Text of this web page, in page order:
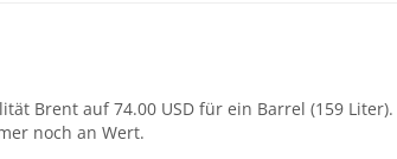
Brent auf 74.00 USD für ein Barrel (159 Liter).
noch an Wert.